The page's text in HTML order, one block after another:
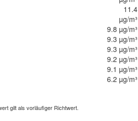
11.4
µg/m³
9.8 µg/m³
9.3 µg/m³
9.3 µg/m³
9.2 µg/m³
9.1 µg/m³
6.2 µg/m³
gilt als vorläufiger Richtwert.